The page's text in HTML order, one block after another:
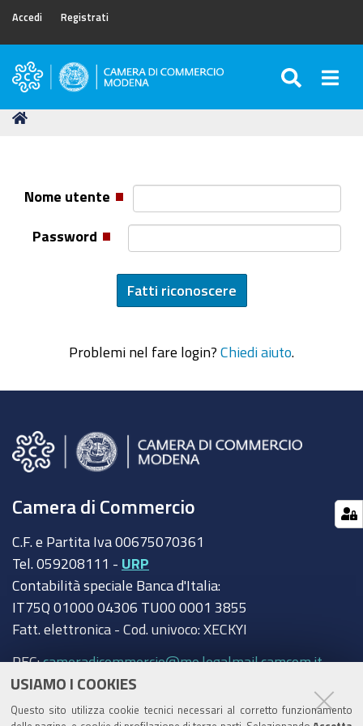
USIAMO I COOKIES
Questo sito utilizza cookie tecnici necessari al corretto funzionamento
Accedi Registrati
Camera
Commercio
Tu
Nome utente
Password
Problemi nel fare login? Chiedi aiuto
Camera di Commercio
C.F. e Partita Iva 00675070361
Tel. 059208111 - URP
Contabilità speciale Banca d'Italia:
IT75Q 01000 04306 TU00 0001 3855
Fatt. elettronica - Cod. univoco: XECKYI
PEC:cameradicommercio@mo.legalmail.camcom.it
Trasparenza